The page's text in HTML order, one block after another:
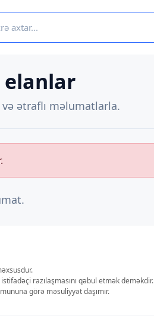
elanlar
ətraflı məlumatlarla.
razılaşmasını qəbul etmək deməkdir.
görə məsuliyyət daşımır.